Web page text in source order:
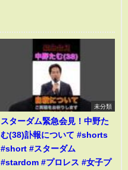
未分類
スターダム緊急会見！中野た
む(38)訃報について #shorts
#short #スターダム
#stardom #プロレス #女子プ